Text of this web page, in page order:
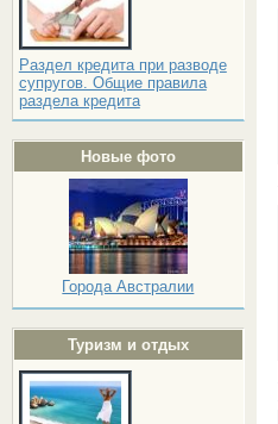
Раздел кредита при разводе
супругов. Общие правила
раздела кредита
Новые фото
Города Австралии
Туризм и отдых